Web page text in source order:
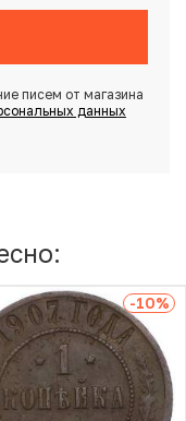
писем от магазина
данных
-10%